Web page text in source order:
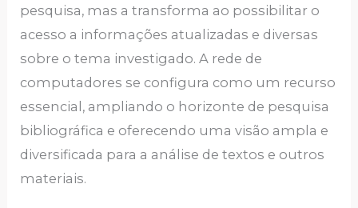
pesquisa, mas a transforma ao possibilitar o
acesso a informações atualizadas e diversas
sobre o tema investigado. A rede de
computadores se configura como um recurso
essencial, ampliando o horizonte de pesquisa
bibliográfica e oferecendo uma visão ampla e
diversificada para a análise de textos e outros
materiais.